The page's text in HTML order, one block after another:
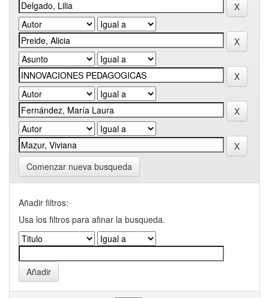
Comenzar nueva busqueda
Añadir filtros:
Usa los filtros para afinar la busqueda.